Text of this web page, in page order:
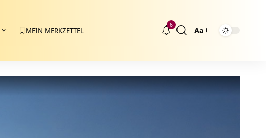
MEIN MERKZETTEL
6
Größenänderung
Aa